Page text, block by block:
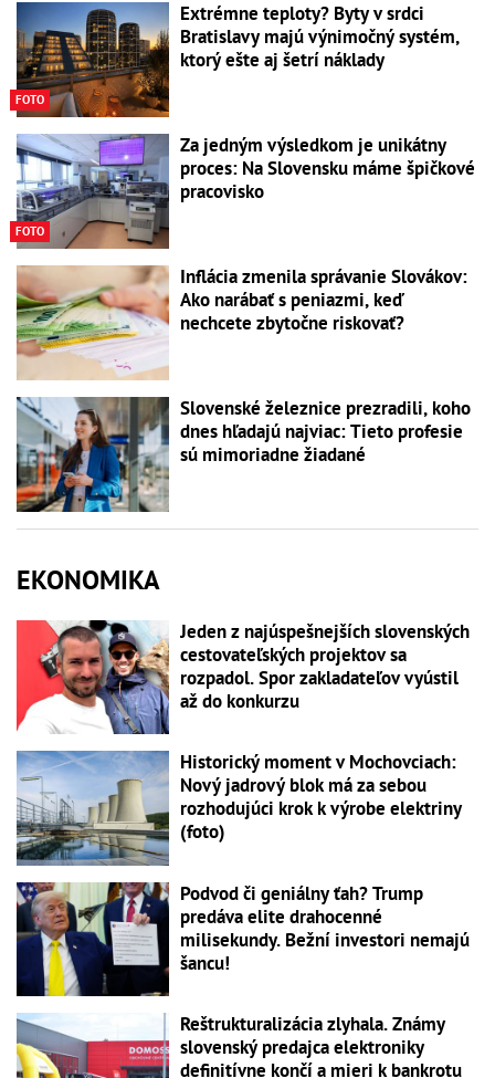
FOTO
Extrémne teploty? Byty v srdci
Bratislavy majú výnimočný systém,
ktorý ešte aj šetrí náklady
FOTO
Za jedným výsledkom je unikátny
proces: Na Slovensku máme špičkové
pracovisko
Inflácia zmenila správanie Slovákov:
Ako narábať s peniazmi, keď
nechcete zbytočne riskovať?
Slovenské železnice prezradili, koho
dnes hľadajú najviac: Tieto profesie
sú mimoriadne žiadané
EKONOMIKA
Jeden z najúspešnejších slovenských
cestovateľských projektov sa
rozpadol. Spor zakladateľov vyústil
až do konkurzu
Historický moment v Mochovciach:
Nový jadrový blok má za sebou
rozhodujúci krok k výrobe elektriny
(foto)
Podvod či geniálny ťah? Trump
predáva elite drahocenné
milisekundy. Bežní investori nemajú
šancu!
Reštrukturalizácia zlyhala. Známy
slovenský predajca elektroniky
definitívne končí a mieri k bankrotu